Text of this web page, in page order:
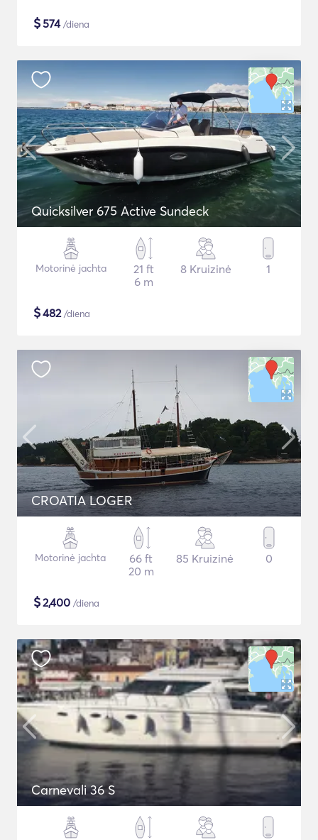
$574/diena
Quicksilver 675 Active Sundeck
Motorinė jachta
21 ft
6 m
8 Kruizinė 1
$482/diena
CROATIA LOGER
Motorinė jachta
66 ft
20 m
85 Kruizinė 0
$2,400 /diena
Carnevali 36 S